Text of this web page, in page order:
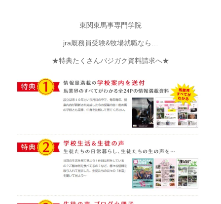
東関東馬事専門学院
jra厩務員受験&牧場就職なら…
★特典たくさんバジガク資料請求へ★